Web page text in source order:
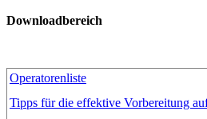
Downloadbereich
Operatorenliste
Tipps für die effektive Vorbereitung